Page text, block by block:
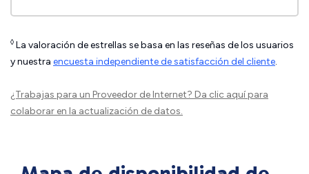
◊ La valoración de estrellas se basa en las reseñas de los usuarios
y nuestra encuesta independiente de satisfacción del cliente.
¿Trabajas para un Proveedor de Internet? Da clic aquípara
colaborar en la actualización de datos.